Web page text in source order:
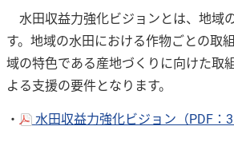
水田収益力強化ビジョンとは、地域
す。地域の水田における作物ごとの取
域の特色である産地づくりに向けた取
よる支援の要件となります。
・ 水田収益力強化ビジョン（PDF：